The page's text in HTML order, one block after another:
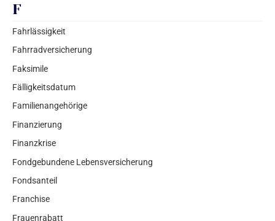
F
Fahrlässigkeit
Fahrradversicherung
Faksimile
Fälligkeitsdatum
Familienangehörige
Finanzierung
Finanzkrise
Fondgebundene Lebensversicherung
Fondsanteil
Franchise
Frauenrabatt